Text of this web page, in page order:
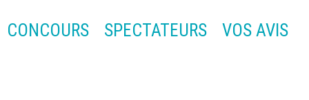
CONCOURS SPECTATEURS VOS AVIS